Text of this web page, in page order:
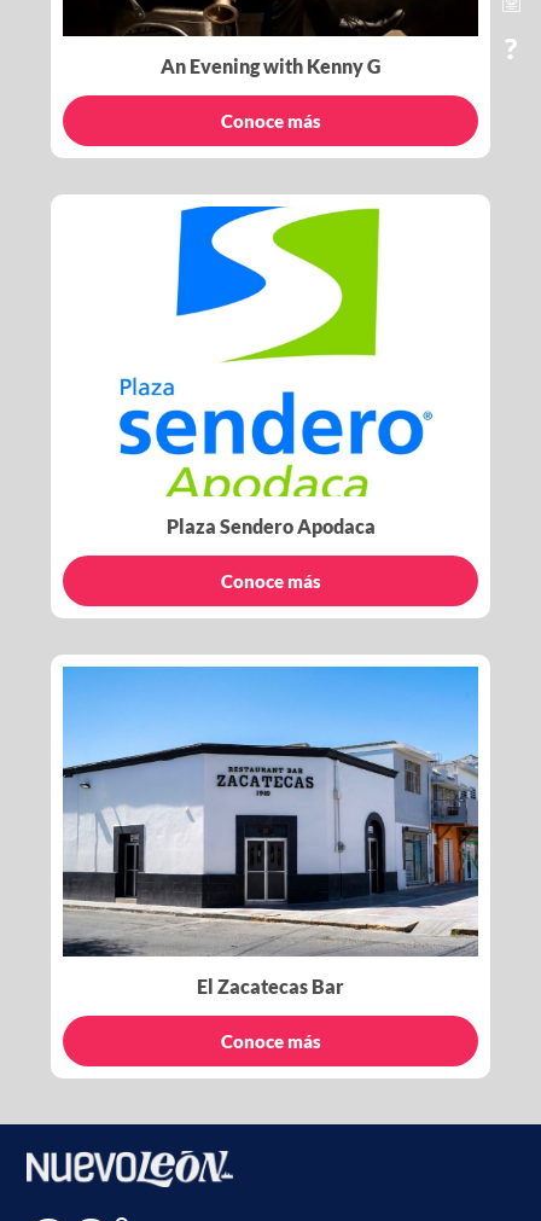
An Evening with Kenny G
Conoce más
Plaza Sendero Apodaca
Conoce más
El Zacatecas Bar
Conoce más